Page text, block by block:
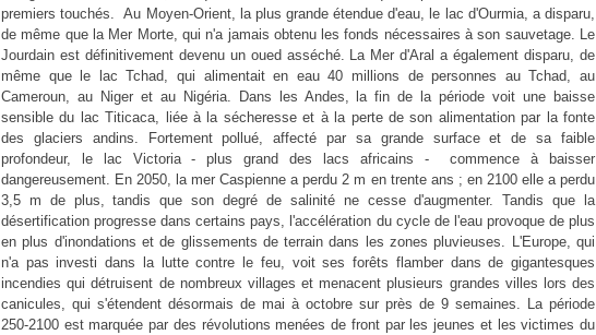
premiers touchés. Au Moyen-Orient, la plus grande étendue d'eau, le lac d'Ourmia, a disparu,
de même que la Mer Morte, qui n'a jamais obtenu les fonds nécessaires à son sauvetage. Le
Jourdain est définitivement devenu un oued asséché. La Mer d'Aral a également disparu, de
même que le lac Tchad, qui alimentait en eau 40 millions de personnes au Tchad, au
Cameroun, au Niger et au Nigéria. Dans les Andes, la fin de la période voit une baisse
sensible du lac Titicaca, liée à la sécheresse et à la perte de son alimentation par la fonte
des glaciers andins. Fortement pollué, affecté par sa grande surface et de sa faible
profondeur, le lac Victoria - plus grand des lacs africains - commence à baisser
dangereusement. En 2050, la mer Caspienne a perdu 2 m en trente ans ; en 2100 elle a perdu
3,5 m de plus, tandis que son degré de salinité ne cesse d'augmenter. Tandis que la
désertification progresse dans certains pays, l'accélération du cycle de l'eau provoque de plus
en plus d'inondations et de glissements de terrain dans les zones pluvieuses. L'Europe, qui
n'a pas investi dans la lutte contre le feu, voit ses forêts flamber dans de gigantesques
incendies qui détruisent de nombreux villages et menacent plusieurs grandes villes lors des
canicules, qui s'étendent désormais de mai à octobre sur près de 9 semaines. La période
250-2100 est marquée par des révolutions menées de front par les jeunes et les victimes du